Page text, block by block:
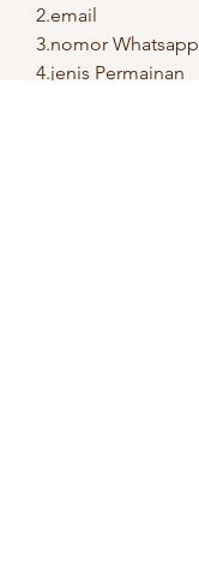
2.email
3.no­mor Wha­tsapp
4.je­nis Per­mai­nan